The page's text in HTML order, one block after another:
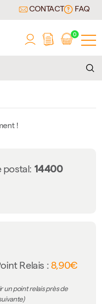
CONTACT FAQ
0
!
postal: 14400
Relais : 8,90€
un point relais près de